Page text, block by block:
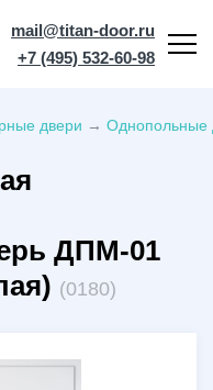
mail@titan-door.ru
+7 (495) 532-60-98
двери → Однопольные
ДПМ-01
(0180)